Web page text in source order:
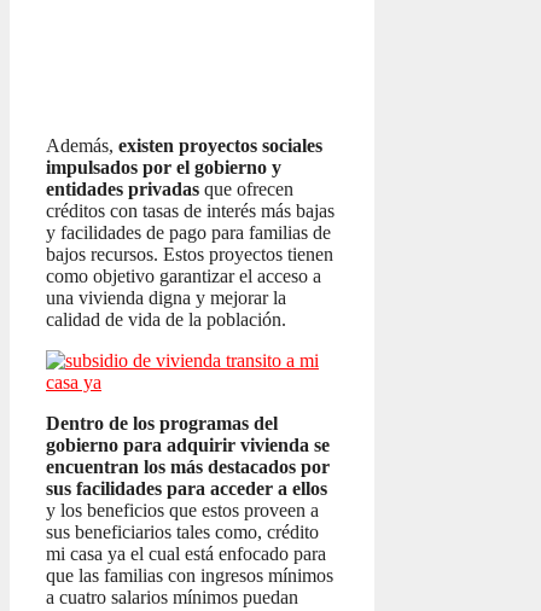
Además, existen proyectos sociales
impulsados por el gobierno y
entidades privadas que ofrecen
créditos con tasas de interés más bajas
y facilidades de pago para familias de
bajos recursos. Estos proyectos tienen
como objetivo garantizar el acceso a
una vivienda digna y mejorar la
calidad de vida de la población.
Dentro de los programas del
gobierno para adquirir vivienda se
encuentran los más destacados por
sus facilidades para acceder a ellos
y los beneficios que estos proveen a
sus beneficiarios tales como, crédito
mi casa ya el cual está enfocado para
que las familias con ingresos mínimos
a cuatro salarios mínimos puedan